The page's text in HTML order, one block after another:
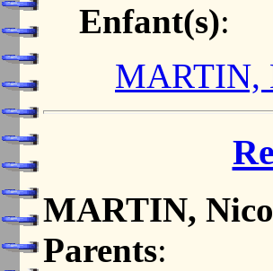
Enfant(s):
MARTIN,
MARTIN,
Parents: